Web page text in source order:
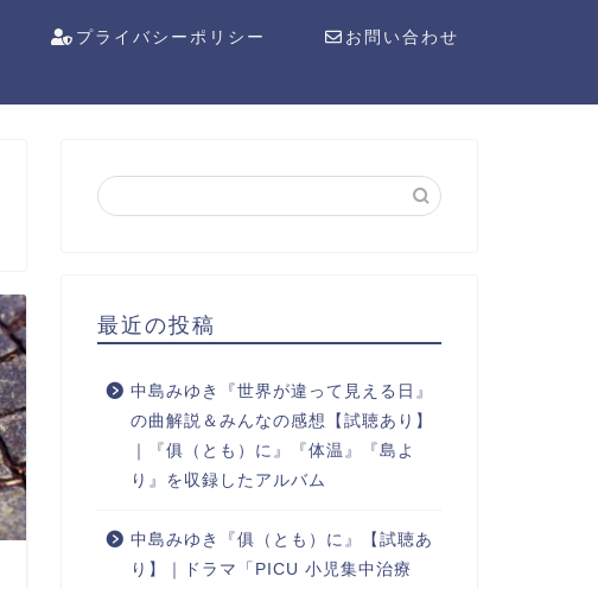
プライバシーポリシー お問い合わせ
最近の投稿
中島みゆき『世界が違って見える日』
の曲解説＆みんなの感想【試聴あり】
｜『俱（とも）に』『体温』『島よ
り』を収録したアルバム
中島みゆき『俱（とも）に』【試聴あ
り】｜ドラマ「PICU 小児集中治療